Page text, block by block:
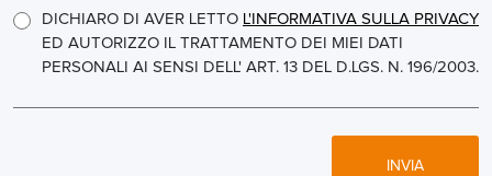
DICHIARO DI AVER LETTO L'INFORMATIVA SULLA PRIVACY
ED AUTORIZZO IL TRATTAMENTO DEI MIEI DATI
PERSONALI AI SENSI DELL' ART. 13 DEL D.LGS. N. 196/2003.
INVIA